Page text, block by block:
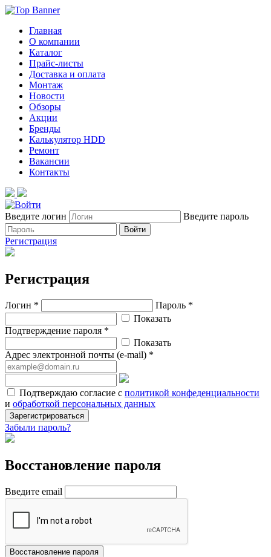
Главная
О компании
Каталог
Прайс-листы
Доставка и оплата
Монтаж
Новости
Обзоры
Акции
Бренды
Калькулятор HDD
Ремонт
Вакансии
Контакты
Введите логин Введите пароль
Войти
Регистрация
Регистрация
Логин *
Пароль *
Показать
Подтверждение пароля *
Показать
Адрес электронной почты (e-mail) *
Подтверждаю согласие с политикой конфеденциальности
и обработкой персональных данных
Зарегистрироваться
Забыли пароль?
Восстановление пароля
Введите email
Восстановление пароля